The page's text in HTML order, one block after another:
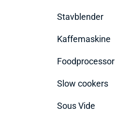
Stavblender
Kaffemaskine
Foodprocessor
Slow cookers
Sous Vide